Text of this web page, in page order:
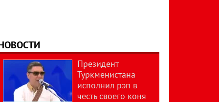
Президент
Туркменистана
исполнил рэп в
честь своего коня